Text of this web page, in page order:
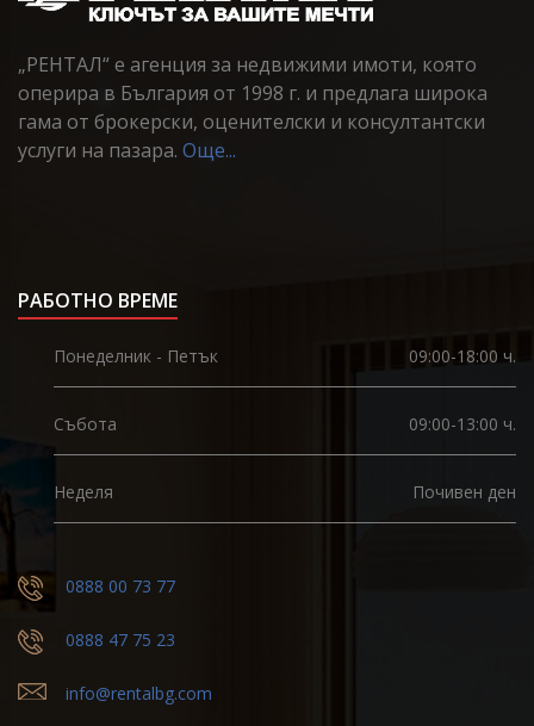
„РЕНТАЛ“ е агенция за недвижими имоти, която
оперира в България от 1998 г. и предлага широка
гама от брокерски, оценителски и консултантски
услуги на пазара. Още...
РАБОТНО ВРЕМЕ
Понеделник - Петък 09:00-18:00 ч.
Събота 09:00-13:00 ч.
Неделя Почивен ден
0888 00 73 77
0888 47 75 23
info@rentalbg.com